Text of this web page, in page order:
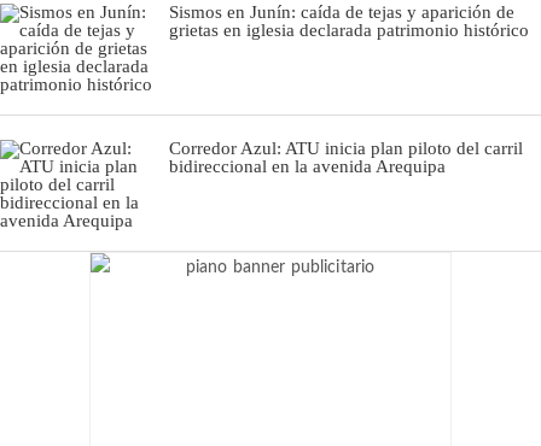
Sismos en Junín: caída de tejas y aparición de
grietas en iglesia declarada patrimonio histórico
Corredor Azul: ATU inicia plan piloto del carril
bidireccional en la avenida Arequipa